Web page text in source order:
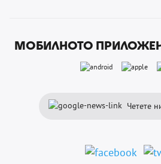
МОБИЛНОТО
Четете